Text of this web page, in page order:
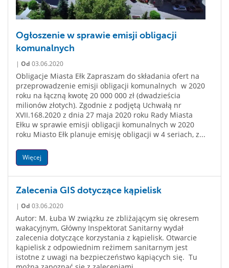
Ogłoszenie w sprawie emisji obligacji
komunalnych
| Od 03.06.2020
Obligacje Miasta Ełk Zapraszam do składania ofert na
przeprowadzenie emisji obligacji komunalnych w 2020
roku na łączną kwotę 20 000 000 zł (dwadzieścia
milionów złotych). Zgodnie z podjętą Uchwałą nr
XVII.168.2020 z dnia 27 maja 2020 roku Rady Miasta
Ełku w sprawie emisji obligacji komunalnych w 2020
roku Miasto Ełk planuje emisję obligacji w 4 seriach, z...
Więcej
Zalecenia GIS dotyczące kąpielisk
| Od 03.06.2020
Autor: M. Łuba W związku ze zbliżającym się okresem
wakacyjnym, Główny Inspektorat Sanitarny wydał
zalecenia dotyczące korzystania z kąpielisk. Otwarcie
kąpielisk z odpowiednim reżimem sanitarnym jest
istotne z uwagi na bezpieczeństwo kąpiących się. Tu